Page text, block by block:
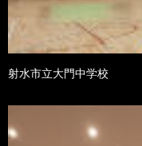
射水市立大門中学校